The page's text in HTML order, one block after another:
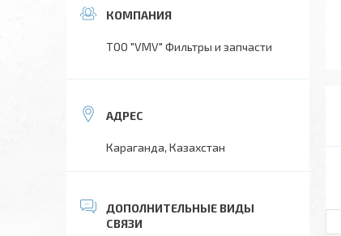
ТОО "VMV" Фильтры и запчасти
Караганда, Казахстан